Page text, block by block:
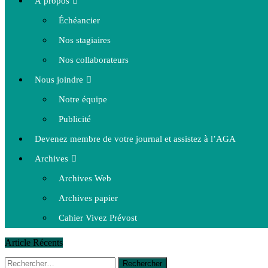
Échéancier
Nos stagiaires
Nos collaborateurs
Nous joindre
Notre équipe
Publicité
Devenez membre de votre journal et assistez à l’AGA
Archives
Archives Web
Archives papier
Cahier Vivez Prévost
Article Récents
14 octobre 2015
La course de boîtes à savon du club
Rechercher :